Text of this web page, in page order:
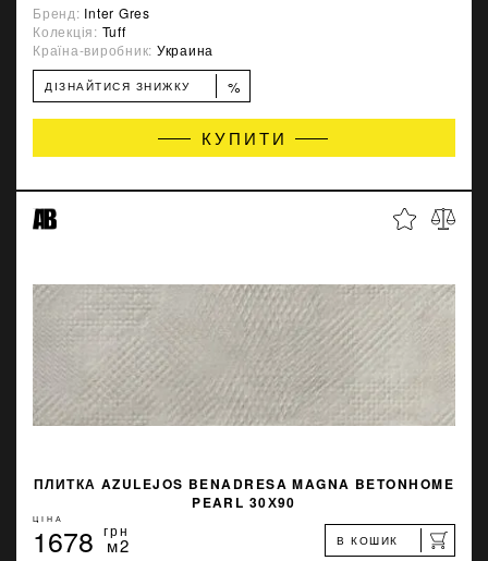
Бренд: Inter Gres
Колекція: Tuff
Країна-виробник: Украина
ДІЗНАЙТИСЯ ЗНИЖКУ %
КУПИТИ
ПЛИТКА AZULEJOS BENADRESA MAGNA BETONHOME
PEARL 30Х90
ЦІНА
1678 грн
м2 В КОШИК